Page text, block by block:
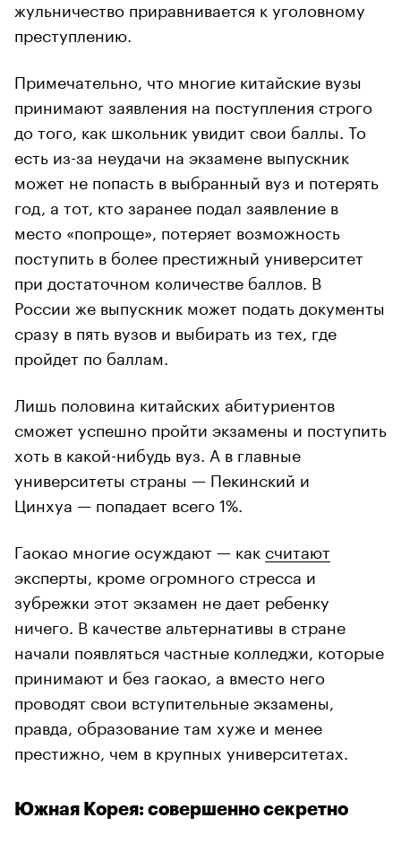
жульничество приравнивается к уголовному
преступлению.
Примечательно, что многие китайские вузы
принимают заявления на поступления строго
до того, как школьник увидит свои баллы. То
есть из-за неудачи на экзамене выпускник
может не попасть в выбранный вуз и потерять
год, а тот, кто заранее подал заявление в
место «попроще», потеряет возможность
поступить в более престижный университет
при достаточном количестве баллов. В
России же выпускник может подать документы
сразу в пять вузов и выбирать из тех, где
пройдет по баллам.
Лишь половина китайских абитуриентов
сможет успешно пройти экзамены и поступить
хоть в какой-нибудь вуз. А в главные
университеты страны — Пекинский и
Цинхуа — попадает всего 1%.
Гаокао многие осуждают — как считают
эксперты, кроме огромного стресса и
зубрежки этот экзамен не дает ребенку
ничего. В качестве альтернативы в стране
начали появляться частные колледжи, которые
принимают и без гаокао, а вместо него
проводят свои вступительные экзамены,
правда, образование там хуже и менее
престижно, чем в крупных университетах.
Южная Корея: совершенно секретно